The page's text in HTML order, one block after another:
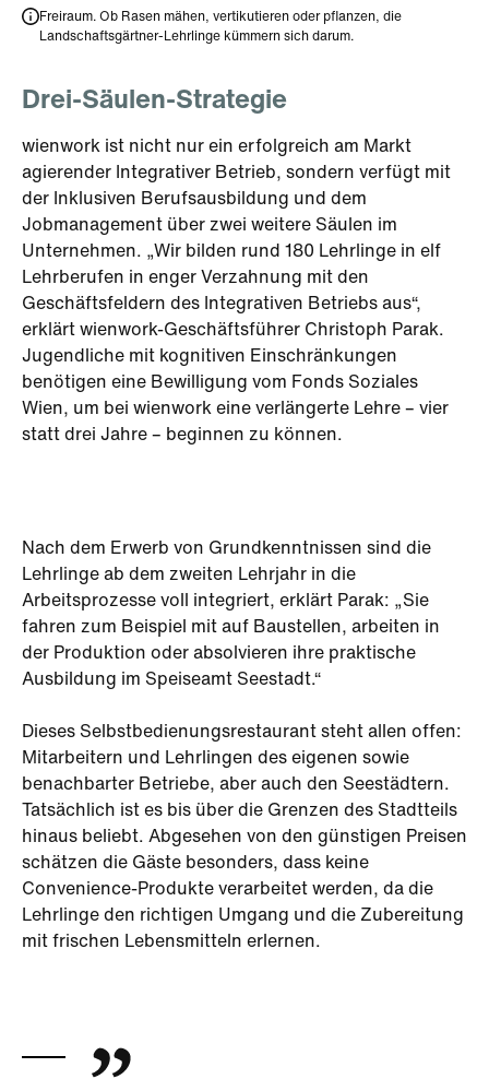
Freiraum. Ob Rasen mähen, vertikutieren oder pflanzen, die
Landschaftsgärtner-Lehrlinge kümmern sich darum.
Drei-Säulen-Strategie
wienwork ist nicht nur ein erfolgreich am Markt
agierender Integrativer Betrieb, sondern verfügt mit
der Inklusiven Berufsausbildung und dem
Jobmanagement über zwei weitere Säulen im
Unternehmen. „Wir bilden rund 180 Lehrlinge in elf
Lehrberufen in enger Verzahnung mit den
Geschäftsfeldern des Integrativen Betriebs aus“,
erklärt wienwork-Geschäftsführer Christoph Parak.
Jugendliche mit kognitiven Einschränkungen
benötigen eine Bewilligung vom Fonds Soziales
Wien, um bei wienwork eine verlängerte Lehre – vier
statt drei Jahre – beginnen zu können.
Nach dem Erwerb von Grundkenntnissen sind die
Lehrlinge ab dem zweiten Lehrjahr in die
Arbeitsprozesse voll integriert, erklärt Parak: „Sie
fahren zum Beispiel mit auf Baustellen, arbeiten in
der Produktion oder absolvieren ihre praktische
Ausbildung im Speiseamt Seestadt.“
Dieses Selbstbedienungsrestaurant steht allen offen:
Mitarbeitern und Lehrlingen des eigenen sowie
benachbarter Betriebe, aber auch den Seestädtern.
Tatsächlich ist es bis über die Grenzen des Stadtteils
hinaus beliebt. Abgesehen von den günstigen Preisen
schätzen die Gäste besonders, dass keine
Convenience-Produkte verarbeitet werden, da die
Lehrlinge den richtigen Umgang und die Zubereitung
mit frischen Lebensmitteln erlernen.